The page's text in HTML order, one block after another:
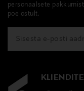
personaalsete
poe ostult.